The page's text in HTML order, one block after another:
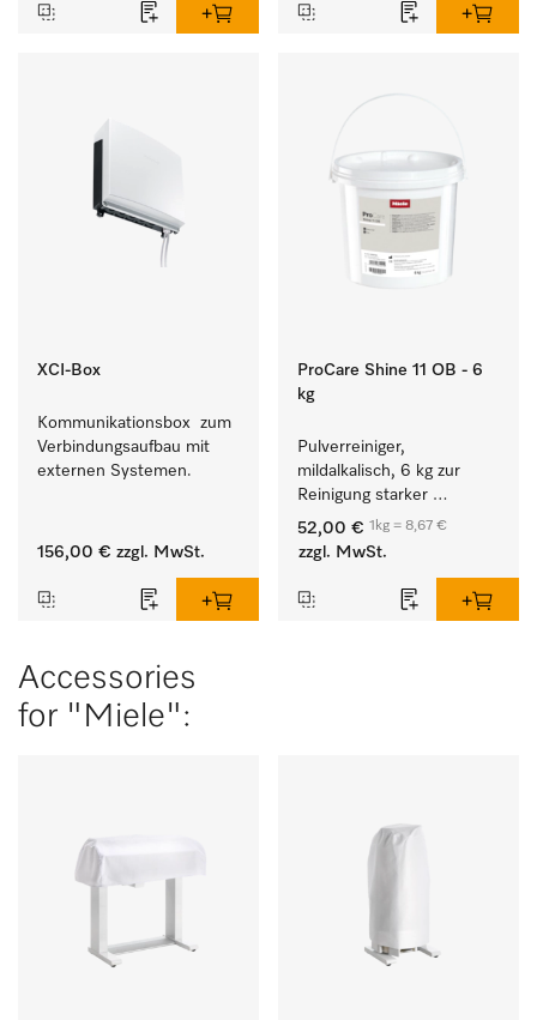
XCI-Box
Kommunikationsbox  zum
Verbindungsaufbau mit
externen Systemen.
156,00 € zzgl. MwSt.
ProCare Shine 11 OB - 6
kg
Pulverreiniger,
mildalkalisch, 6 kg zur
Reinigung starker
Anschmutzungen von
Geschirr, Besteck und
52,00 € 1kg = 8,67 €
zzgl. MwSt.
Accessories
for "Miele":